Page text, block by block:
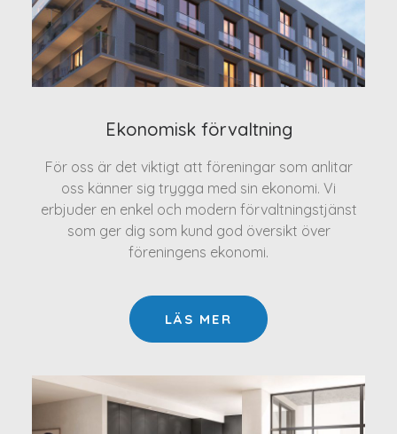
Ekonomisk förvaltning
För oss är det viktigt att föreningar som anlitar
oss känner sig trygga med sin ekonomi. Vi
erbjuder en enkel och modern förvaltningstjänst
som ger dig som kund god översikt över
föreningens ekonomi.
LÄS MER